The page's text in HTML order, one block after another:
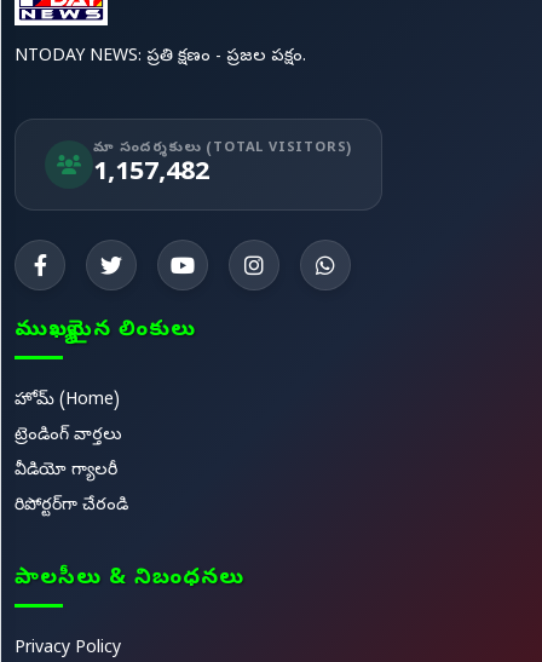
NTODAY NEWS: ప్రతి క్షణం - ప్రజల పక్షం.
మా సందర్శకులు (TOTAL VISITORS)
1,157,482
ముఖ్యమైన లింకులు
హోమ్ (Home)
ట్రెండింగ్ వార్తలు
వీడియో గ్యాలరీ
రిపోర్టర్‌గా చేరండి
పాలసీలు & నిబంధనలు
Privacy Policy